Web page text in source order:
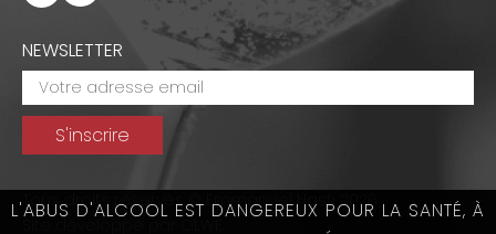
L'ABUS D'ALCOOL EST DANGEREUX POUR LA SANTÉ, À
NEWSLETTER
Tous droits réservés © Emmanuel Nasti 2026